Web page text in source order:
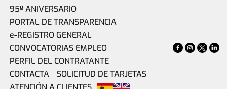
95º ANIVERSARIO
PORTAL DE TRANSPARENCIA
e-REGISTRO GENERAL
CONVOCATORIAS EMPLEO
PERFIL DEL CONTRATANTE
CONTACTA
SOLICITUD DE TARJETAS